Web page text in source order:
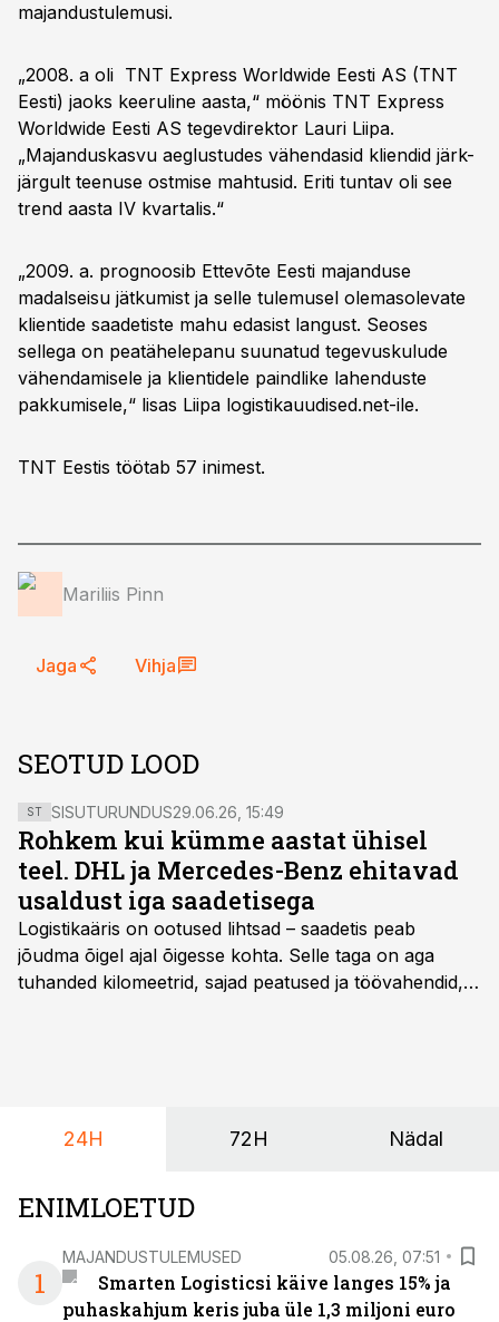
majandustulemusi.
„2008. a oli TNT Express Worldwide Eesti AS (TNT
Eesti) jaoks keeruline aasta,“ möönis TNT Express
Worldwide Eesti AS tegevdirektor Lauri Liipa.
„Majanduskasvu aeglustudes vähendasid kliendid järk-
järgult teenuse ostmise mahtusid. Eriti tuntav oli see
trend aasta IV kvartalis.“
„2009. a. prognoosib Ettevõte Eesti majanduse
madalseisu jätkumist ja selle tulemusel olemasolevate
klientide saadetiste mahu edasist langust. Seoses
sellega on peatähelepanu suunatud tegevuskulude
vähendamisele ja klientidele paindlike lahenduste
pakkumisele,“ lisas Liipa logistikauudised.net-ile.
TNT Eestis töötab 57 inimest.
Mariliis Pinn
Jaga Vihja
SEOTUD LOOD
ST SISUTURUNDUS29.06.26, 15:49
Rohkem kui kümme aastat ühisel
teel. DHL ja Mercedes-Benz ehitavad
usaldust iga saadetisega
Logistikaäris on ootused lihtsad – saadetis peab
jõudma õigel ajal õigesse kohta. Selle taga on aga
tuhanded kilomeetrid, sajad peatused ja töövahendid,
24H 72H Nädal
ENIMLOETUD
1
MAJANDUSTULEMUSED 05.08.26, 07:51
Smarten Logisticsi käive langes 15% ja
puhaskahjum keris juba üle 1,3 miljoni euro